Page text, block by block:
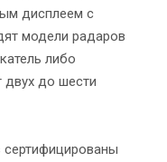
дисплеем с
модели радаров
либо
двух до шести
сертифицированы